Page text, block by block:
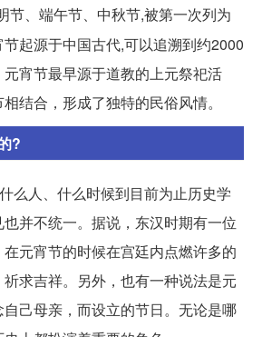
节、端午节、中秋节,被第一次列为
起源于中国古代,可以追溯到约2000
宵节最早源于道教的上元祭祀活
结合，形成了独特的民俗风情。
?
么人、什么时候到目前为止历史学
并不统一。据说，东汉时期有一位
元宵节的时候在宫廷内点燃许多的
求吉祥。另外，也有一种说法是元
己母亲，而设立的节日。无论是哪